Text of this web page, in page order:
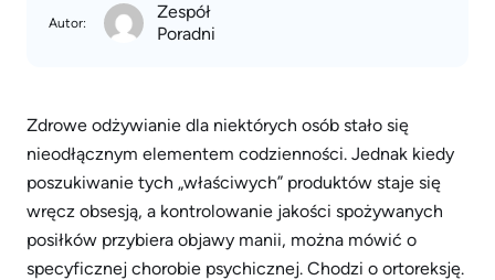
Autor:
Zespół
Poradni
Zdrowe odżywianie dla niektórych osób stało się
nieodłącznym elementem codzienności. Jednak kiedy
poszukiwanie tych „właściwych” produktów staje się
wręcz obsesją, a kontrolowanie jakości spożywanych
posiłków przybiera objawy manii, można mówić o
specyficznej chorobie psychicznej. Chodzi o ortoreksję.